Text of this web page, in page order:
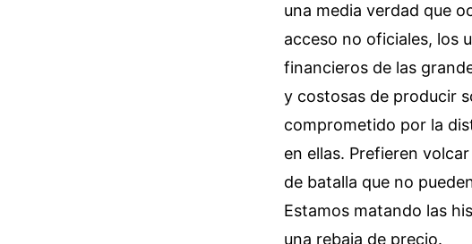
una media verdad que
acceso no oficiales, los
financieros de las
y costosas de producir
comprometido por la
en ellas. Prefieren
de batalla que no
Estamos matando las
una rebaja de precio.